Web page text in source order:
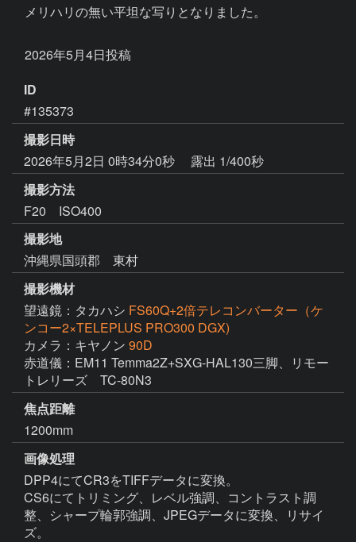
メリハリの無い平坦な写りとなりました。
ID
#135373
撮影日時
2026年5月2日 0時34分0秒
露出 1/400秒
撮影方法
F20 ISO400
撮影地
沖縄県国頭郡 東村
撮影機材
望遠鏡：タカハシ FS60Q+2倍テレコンバーター（ケ
ンコー2×TELEPLUS PRO300 DGX)
カメラ：キヤノン 90D
赤道儀：EM11 Temma2Z+SXG-HAL130三脚、リモー
トレリーズ　TC-80N3
焦点距離
1200mm
画像処理
DPP4にてCR3をTIFFデータに変換。
CS6にてトリミング、レベル強調、コントラスト調
整、シャープ輪郭強調、JPEGデータに変換、リサイ
ズ。